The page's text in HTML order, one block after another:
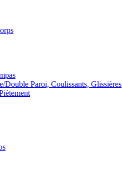
Paroi, Coulissants, Glissières